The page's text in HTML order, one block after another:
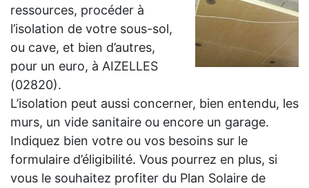
ressources, procéder à
l’isolation de votre sous-sol,
ou cave, et bien d’autres,
pour un euro, à AIZELLES
(02820).
L’isolation peut aussi concerner, bien entendu, les
murs, un vide sanitaire ou encore un garage.
Indiquez bien votre ou vos besoins sur le
formulaire d’éligibilité. Vous pourrez en plus, si
vous le souhaitez profiter du Plan Solaire de